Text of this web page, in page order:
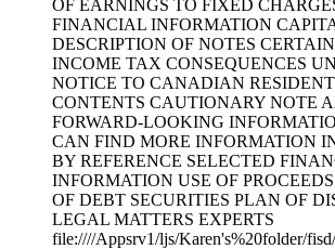
OF EARNINGS TO FIXED
FINANCIAL INFORMATION
DESCRIPTION OF NOTES
INCOME TAX CONSEQUENCES
NOTICE TO CANADIAN
CONTENTS CAUTIONARY NOTE
FORWARD-LOOKING
CAN FIND MORE INFORMATION
BY REFERENCE SELECTED
INFORMATION USE OF
OF DEBT SECURITIES PLAN OF
LEGAL MATTERS EXPERTS
file:////Appsrv1/ljs/Karen's%20folder/